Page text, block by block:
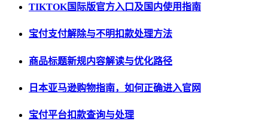
TIKTOK国际版官方入口及国内使用指南
宝付支付解除与不明扣款处理方法
商品标题新规内容解读与优化路径
日本亚马逊购物指南，如何正确进入官网
宝付平台扣款查询与处理